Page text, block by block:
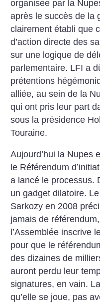
organisée par la
après le succès de la
clairement établi que
d’action directe des
sur une logique de
parlementaire. LFI a
prétentions
alliée, au sein de la
qui ont pris leur part
sous la présidence
Touraine.
Aujourd’hui la Nupes
le Référendum
a lancé le processus.
un gadget dilatoire.
Sarkozy en 2008
jamais de
l’Assemblée inscrive
pour que le
des dizaines de
auront perdu leur
signatures, en vain.
qu’elle se joue, pas